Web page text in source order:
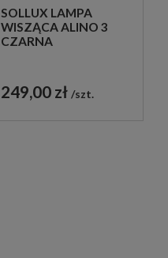
SOLLUX LAMPA
WISZĄCA ALINO 3
CZARNA
249,00 zł szt.